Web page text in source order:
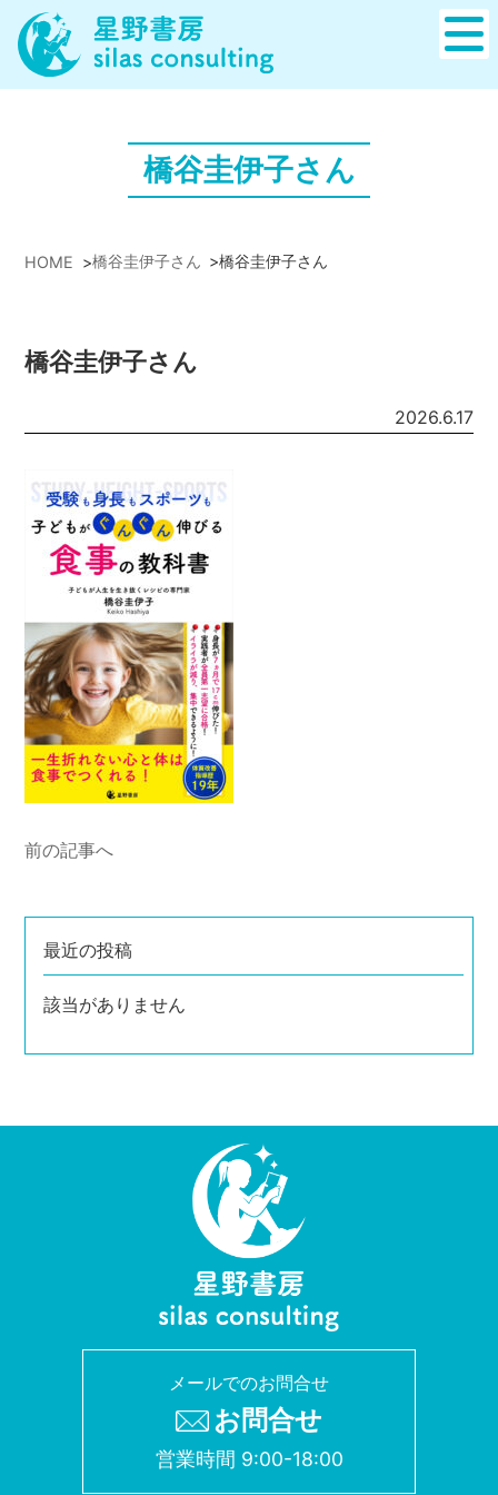
橋谷圭伊子さん
HOME >橋谷圭伊子さん >橋谷圭伊子さん
橋谷圭伊子さん
2026.6.17
前の記事へ
最近の投稿
該当がありません
メールでのお問合せ
お問合せ
営業時間 9:00-18:00